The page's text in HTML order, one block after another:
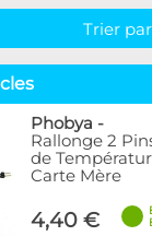
3
2
1
Trier par
Phobya -
Rallonge 2
de
Carte Mère
4,40 €